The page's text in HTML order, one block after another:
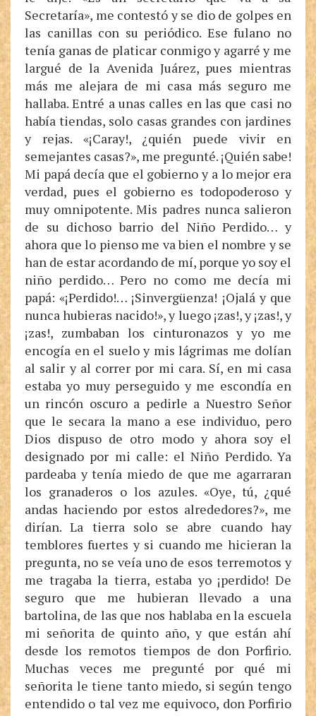
Secretaría», me contestó y se dio de golpes en
las canillas con su periódico. Ese fulano no
tenía ganas de platicar conmigo y agarré y me
largué de la Avenida Juárez, pues mientras
más me alejara de mi casa más seguro me
hallaba. Entré a unas calles en las que casi no
había tiendas, solo casas grandes con jardines
y rejas. «¡Caray!, ¿quién puede vivir en
semejantes casas?», me pregunté. ¡Quién sabe!
Mi papá decía que el gobierno y a lo mejor era
verdad, pues el gobierno es todopoderoso y
muy omnipotente. Mis padres nunca salieron
de su dichoso barrio del Niño Perdido… y
ahora que lo pienso me va bien el nombre y se
han de estar acordando de mí, porque yo soy el
niño perdido… Pero no como me decía mi
papá: «¡Perdido!… ¡Sinvergüenza! ¡Ojalá y que
nunca hubieras nacido!», y luego ¡zas!, y ¡zas!, y
¡zas!, zumbaban los cinturonazos y yo me
encogía en el suelo y mis lágrimas me dolían
al salir y al correr por mi cara. Sí, en mi casa
estaba yo muy perseguido y me escondía en
un rincón oscuro a pedirle a Nuestro Señor
que le secara la mano a ese individuo, pero
Dios dispuso de otro modo y ahora soy el
designado por mi calle: el Niño Perdido. Ya
pardeaba y tenía miedo de que me agarraran
los granaderos o los azules. «Oye, tú, ¿qué
andas haciendo por estos alrededores?», me
dirían. La tierra solo se abre cuando hay
temblores fuertes y si cuando me hicieran la
pregunta, no se veía uno de esos terremotos y
me tragaba la tierra, estaba yo ¡perdido! De
seguro que me hubieran llevado a una
bartolina, de las que nos hablaba en la escuela
mi señorita de quinto año, y que están ahí
desde los remotos tiempos de don Porfirio.
Muchas veces me pregunté por qué mi
señorita le tiene tanto miedo, si según tengo
entendido o tal vez me equivoco, don Porfirio